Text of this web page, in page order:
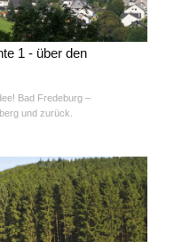
1 - über den
Bad Fredeburg –
und zurück.